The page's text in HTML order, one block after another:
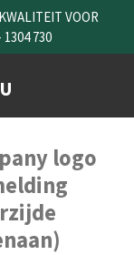
VOOR
730
logo